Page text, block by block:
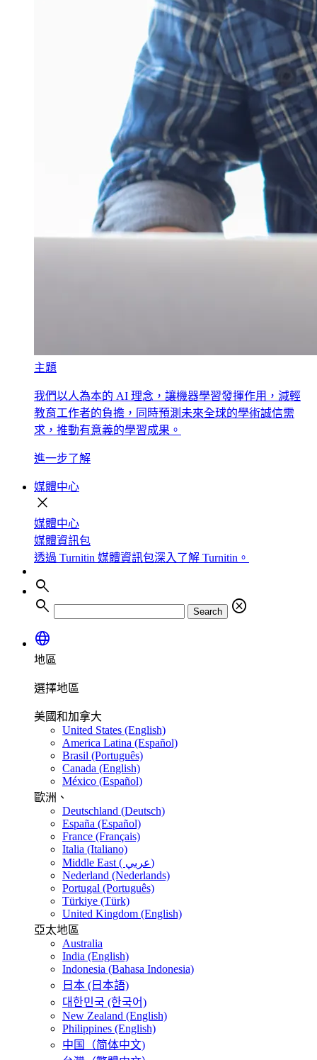
主題
我們以人為本的 AI 理念，讓機器學習發揮作用，減輕
教育工作者的負擔，同時預測未來全球的學術誠信需
求，推動有意義的學習成果。
進一步了解
媒體中心
close
媒體中心
媒體資訊包
透過 Turnitin 媒體資訊包深入了解 Turnitin。
search
search
Search
cancel
language
地區
選擇地區
美國和加拿大
United States (English)
America Latina (Español)
Brasil (Português)
Canada (English)
México (Español)
歐洲、
Deutschland (Deutsch)
España (Español)
France (Français)
Italia (Italiano)
Middle East ( عربي)
Nederland (Nederlands)
Portugal (Português)
Türkiye (Türk)
United Kingdom (English)
亞太地區
Australia
India (English)
Indonesia (Bahasa Indonesia)
日本 (日本語)
대한민국 (한국어)
New Zealand (English)
Philippines (English)
中国（简体中文)